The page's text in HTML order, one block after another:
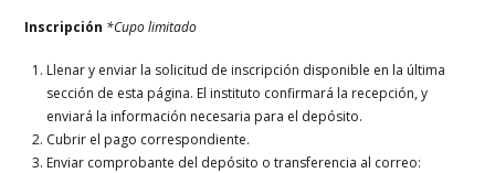
Inscripción *Cupo limitado
Llenar y enviar la solicitud de inscripción disponible en la última
sección de esta página. El instituto confirmará la recepción, y
enviará la información necesaria para el depósito.
Cubrir el pago correspondiente.
Enviar comprobante del depósito o transferencia al correo: